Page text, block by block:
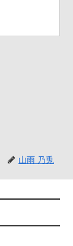
山雨 乃兎